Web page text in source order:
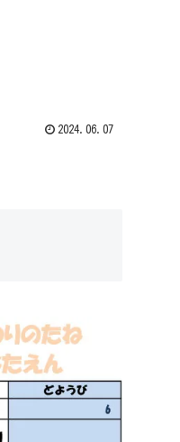
2024.06.07